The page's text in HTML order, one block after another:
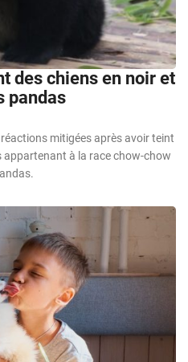
des chiens en noir et
pandas
mitigées après avoir teint
appartenant à la race chow-chow